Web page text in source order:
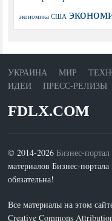
экономика США
УКРАИНА МИР
ИДЕИ
ПРЕСС-РЕЛИЗЫ
FDLX.COM
© 2014-2026 Бизнес-
материалов Бизнес-
обязательна!
Все материалы на этом
Creative Commons